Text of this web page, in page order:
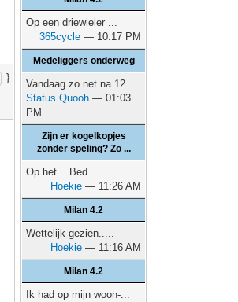
}
Op een driewieler ...
365cycle — 10:17 PM
Medeliggers onderweg
Vandaag zo net na 12...
Status Quooh — 01:03
PM
Zijn er kogelkopjes
zonder speling? Zo ...
Op het .. Bed...
Hoekie — 11:26 AM
Milan 4.2
Wettelijk gezien.....
Hoekie — 11:16 AM
Milan 4.2
Ik had op mijn woon-...